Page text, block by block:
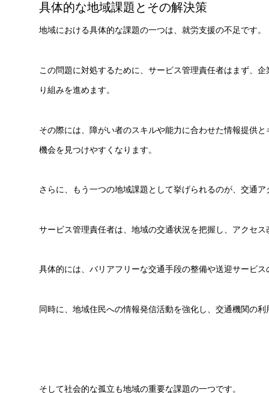
具体的な地域課題とその解決策
地域における具体的な課題の一つは、就労支援の不足です。
この問題に対処するために、サービス管理責任者はまず、
り組みを進めます。
その際には、障がい者のスキルや能力に合わせた情報提供
機会を見つけやすくなります。
さらに、もう一つの地域課題として挙げられるのが、交通
サービス管理責任者は、地域の交通状況を把握し、アクセ
具体的には、バリアフリーな交通手段の整備や送迎サービ
同時に、地域住民への情報発信活動を強化し、交通機関の
そして社会的な孤立も地域の重要な課題の一つです。